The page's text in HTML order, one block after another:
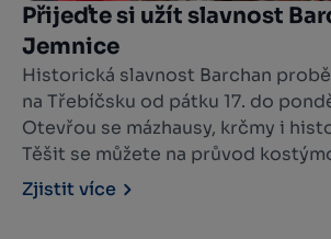
Přijeďte si užít slavnost
Jemnice
Historická slavnost Barchan
na Třebíčsku od pátku 17. do
Otevřou se mázhausy, krčmy i
Těšit se můžete na průvod
běh královských poslů, koncerty
Langerové, Poetiky, Adama Mišíka,
Zjistit více